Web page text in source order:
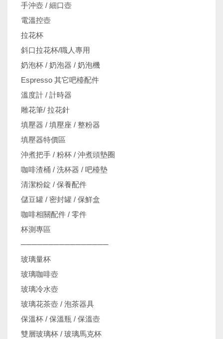
手沖壺 / 細口壺
電溫控壺
拉花杯
斜口拉花杯/職人專用
奶泡杯 / 奶泡器 / 奶泡機
Espresso 其它吧檯配件
溫度計 / 計時器
雕花筆/ 拉花針
填壓器 / 填壓座 / 整粉器
填壓器特價區
沖煮把手 / 粉杯 / 沖煮頭墊圈
咖啡渣桶 / 洗杯器 / 吧檯墊
清潔粉錠 / 保養配件
儲豆罐 / 密封罐 / 保鮮盒
咖啡相關配件 / 零件
杯測專區
────────────────
玻璃量杯
玻璃咖啡壺
玻璃冷水壺
玻璃花茶壺 / 泡茶器具
保溫杯 / 保溫瓶 / 保溫壺
雙層玻璃杯 / 玻璃馬克杯